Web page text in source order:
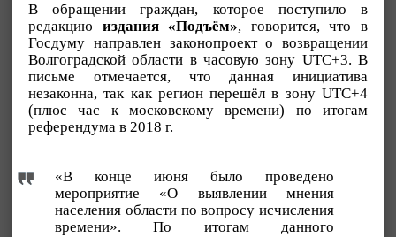
В обращении граждан, которое поступило в
редакцию издания «Подъём», говорится, что в
Госдуму направлен законопроект о возвращении
Волгоградской области в часовую зону UTC+3. В
письме отмечается, что данная инициатива
незаконна, так как регион перешёл в зону UTC+4
(плюс час к московскому времени) по итогам
референдума в 2018 г.
«В конце июня было проведено
мероприятие «О выявлении мнения
населения области по вопросу исчисления
времени». По итогам данного